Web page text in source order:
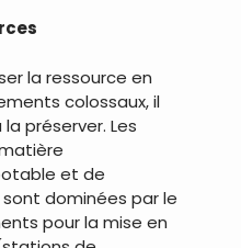
la ressource en
colossaux, il
préserver. Les
et de
dominées par le
pour la mise en